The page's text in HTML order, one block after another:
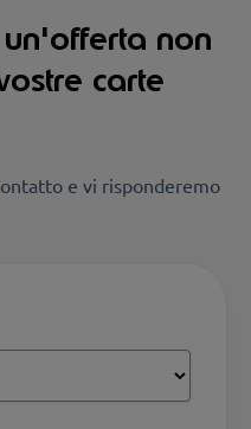
non
carte
e vi risponderemo